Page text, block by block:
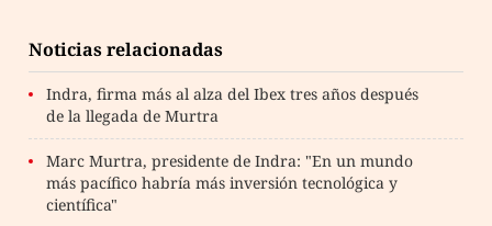
Noticias relacionadas
Indra, firma más al alza del Ibex tres años después
de la llegada de Murtra
Marc Murtra, presidente de Indra: "En un mundo
más pacífico habría más inversión tecnológica y
científica"